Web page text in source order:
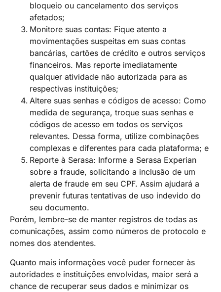
bloqueio ou cancelamento dos serviços
afetados;
Monitore suas contas: Fique atento a
movimentações suspeitas em suas contas
bancárias, cartões de crédito e outros serviços
financeiros. Mas reporte imediatamente
qualquer atividade não autorizada para as
respectivas instituições;
Altere suas senhas e códigos de acesso: Como
medida de segurança, troque suas senhas e
códigos de acesso em todos os serviços
relevantes. Dessa forma, utilize combinações
complexas e diferentes para cada plataforma; e
Reporte à Serasa: Informe a Serasa Experian
sobre a fraude, solicitando a inclusão de um
alerta de fraude em seu CPF. Assim ajudará a
prevenir futuras tentativas de uso indevido do
seu documento.
Porém, lembre-se de manter registros de todas as
comunicações, assim como números de protocolo e
nomes dos atendentes.
Quanto mais informações você puder fornecer às
autoridades e instituições envolvidas, maior será a
chance de recuperar seus dados e minimizar os